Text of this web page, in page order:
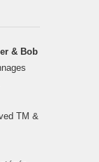
& Bob
TM &